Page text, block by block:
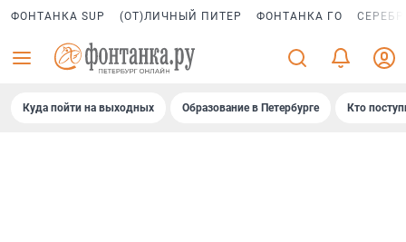
ФОНТАНКА SUP (ОТ)ЛИЧНЫЙ ПИТЕР ФОНТАНКА ГО
Куда пойти на выходных Образование в Петербурге Кто